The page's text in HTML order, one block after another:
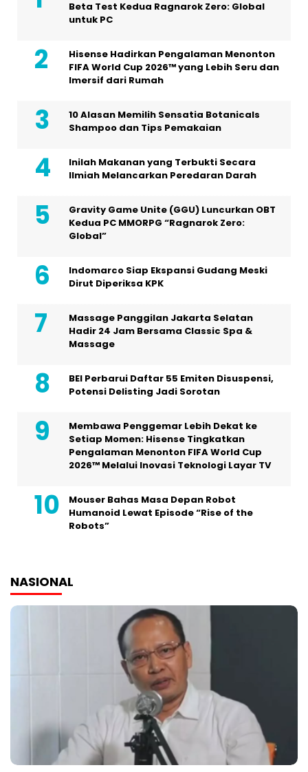
Beta Test Kedua Ragnarok Zero: Global
untuk PC
Hisense Hadirkan Pengalaman Menonton
FIFA World Cup 2026™ yang Lebih Seru dan
Imersif dari Rumah
10 Alasan Memilih Sensatia Botanicals
Shampoo dan Tips Pemakaian
Inilah Makanan yang Terbukti Secara
Ilmiah Melancarkan Peredaran Darah
Gravity Game Unite (GGU) Luncurkan OBT
Kedua PC MMORPG “Ragnarok Zero:
Global”
Indomarco Siap Ekspansi Gudang Meski
Dirut Diperiksa KPK
Massage Panggilan Jakarta Selatan
Hadir 24 Jam Bersama Classic Spa &
Massage
BEI Perbarui Daftar 55 Emiten Disuspensi,
Potensi Delisting Jadi Sorotan
Membawa Penggemar Lebih Dekat ke
Setiap Momen: Hisense Tingkatkan
Pengalaman Menonton FIFA World Cup
2026™ Melalui Inovasi Teknologi Layar TV
Mouser Bahas Masa Depan Robot
Humanoid Lewat Episode “Rise of the
Robots”
NASIONAL